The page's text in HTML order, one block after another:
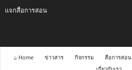
แจกสื่อการสอน
⌂ Home ข่าวสาร กิจกรรม สื่อการสอน